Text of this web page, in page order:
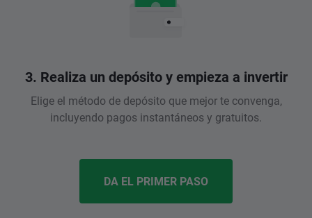
3. Realiza un depósito y empieza a invertir
Elige el método de depósito que mejor te convenga,
incluyendo pagos instantáneos y gratuitos.
DA EL PRIMER PASO